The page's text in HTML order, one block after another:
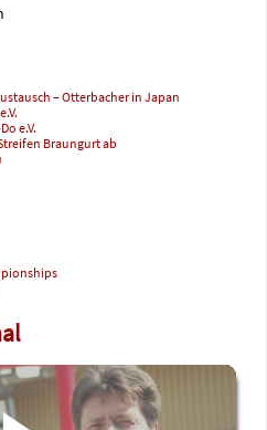
– Otterbacher in Japan
e.V.
Braungurt ab